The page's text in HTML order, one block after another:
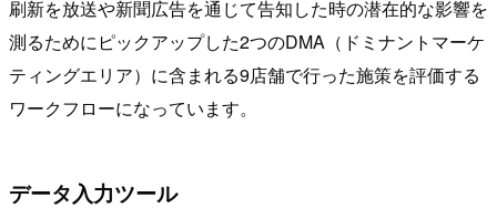
刷新を放送や新聞広告を通じて告知した時の潜在的な影響を
測るためにピックアップした2つのDMA（ドミナントマーケ
ティングエリア）に含まれる9店舗で行った施策を評価する
ワークフローになっています。
データ入力ツール